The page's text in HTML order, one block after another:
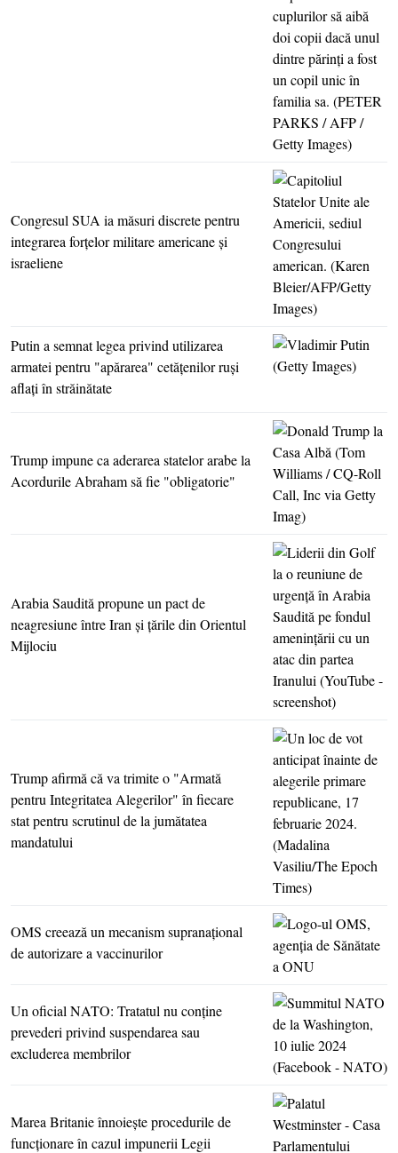
Congresul SUA ia măsuri discrete pentru
integrarea forţelor militare americane şi
israeliene
Putin a semnat legea privind utilizarea
armatei pentru "apărarea" cetăţenilor ruşi
aflaţi în străinătate
Trump impune ca aderarea statelor arabe la
Acordurile Abraham să fie "obligatorie"
Arabia Saudită propune un pact de
neagresiune între Iran şi ţările din Orientul
Mijlociu
Trump afirmă că va trimite o "Armată
pentru Integritatea Alegerilor" în fiecare
stat pentru scrutinul de la jumătatea
mandatului
OMS creează un mecanism supranaţional
de autorizare a vaccinurilor
Un oficial NATO: Tratatul nu conţine
prevederi privind suspendarea sau
excluderea membrilor
Marea Britanie înnoieşte procedurile de
funcţionare în cazul impunerii Legii